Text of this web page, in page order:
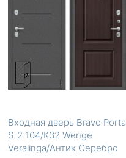
Входная дверь Bravo Porta
S-2 104/К32 Wenge
Veralinga/Антик Серебро